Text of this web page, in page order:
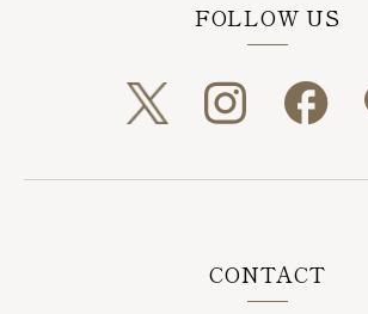
FOLLOW US
CONTACT